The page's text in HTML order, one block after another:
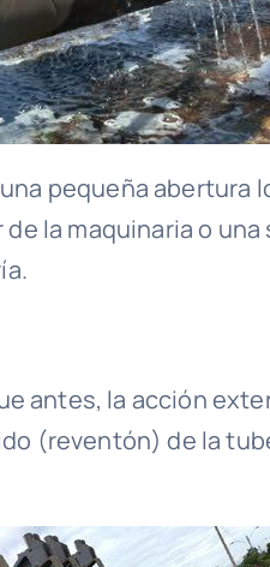
una pequeña abertura
la maquinaria o
antes, la acción
(reventón) de la